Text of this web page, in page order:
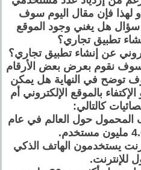
و لهذا فإن مقال اليوم سوف
هل يغني وجود الموقع
تطبيق تجاري؟
عن إنشاء تطبيق تجاري؟
سوف نقوم بعرض بعض الأرقام
توضح في النهاية هل يمكن
بالموقع الإلكتروني أم
كالتالي:
المحمول حول العالم في عام
يستخدمون الهاتف الذكي
للإنترنت.